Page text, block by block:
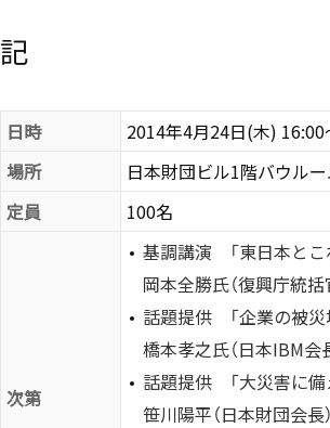
記
日時
2014年4月24日(木) 16:00
場所
日本財団ビル1階バウルー
定員
100名
次第
基調講演 「東日本とこ
岡本全勝氏（復興庁統括
話題提供 「企業の被災
橋本孝之氏（日本IBM会
話題提供 「大災害に
笹川陽平（日本財団会長）